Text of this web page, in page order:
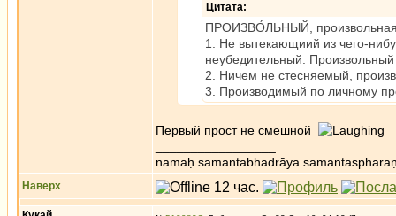
Цитата:
ПРОИЗВО́ЛЬНЫЙ, произвольная,
1. Не вытекающиий из чего-
неубедительный.
2. Ничем не стесняемый,
3. Производимый по личному
Первый прост не смешной
namaḥ samantabhadrāya
Наверх